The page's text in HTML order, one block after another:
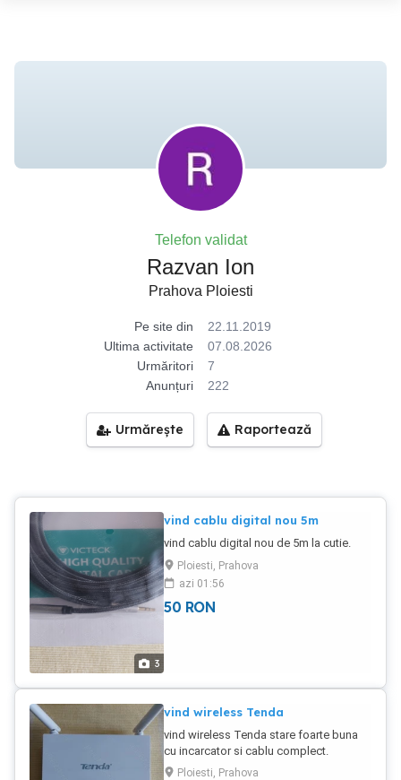
Telefon validat
Razvan Ion
Prahova Ploiesti
Pe site din
22.11.2019
Ultima activitate
07.08.2026
Urmăritori
7
Anunțuri
222
Urmărește Raportează
3
vind cablu digital nou 5m
vind cablu digital nou de 5m la cutie.
Ploiesti, Prahova
azi 01:56
50 RON
vind wireless Tenda
vind wireless Tenda stare foarte buna
cu incarcator si cablu complect.
Ploiesti, Prahova